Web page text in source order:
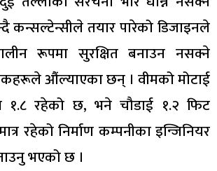
कन्सल्टेन्सीले तयार पारेको डिजाइनले
रूपमा सुरक्षित बनाउन नसक्ने
औंल्याएका छन् । वीमको मोटाई
१.८ रहेको छ, भने चौडाई १.२ फिट
रहेको निर्माण कम्पनीका इन्जिनियर
भएको छ ।